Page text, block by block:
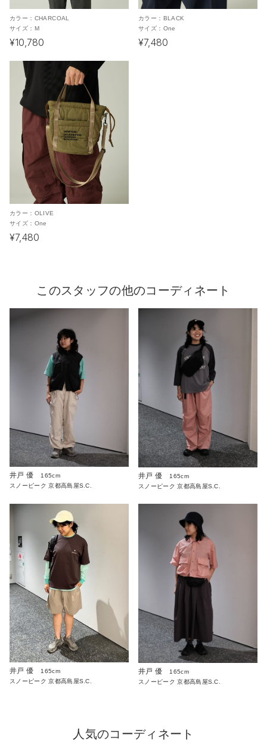
カラー： CHARCOAL
サイズ： M
¥10,780
カラー： BLACK
サイズ： One
¥7,480
カラー： OLIVE
サイズ： One
¥7,480
このスタッフの他のコーディネート
井戸 優
165cm
スノーピーク 京都高島屋S.C.
井戸 優
165cm
スノーピーク 京都高島屋S.C.
井戸 優
165cm
スノーピーク 京都高島屋S.C.
井戸 優
165cm
スノーピーク 京都高島屋S.C.
人気のコーディネート